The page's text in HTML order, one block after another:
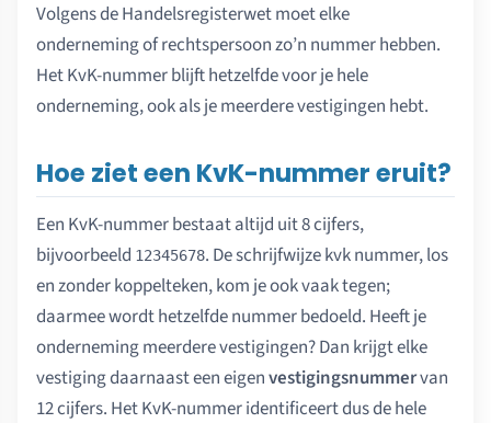
Volgens de Handelsregisterwet moet elke
onderneming of rechtspersoon zo’n nummer hebben.
Het KvK-nummer blijft hetzelfde voor je hele
onderneming, ook als je meerdere vestigingen hebt.
Hoe ziet een KvK-nummer eruit?
Een KvK-nummer bestaat altijd uit 8 cijfers,
bijvoorbeeld 12345678. De schrijfwijze kvk nummer, los
en zonder koppelteken, kom je ook vaak tegen;
daarmee wordt hetzelfde nummer bedoeld. Heeft je
onderneming meerdere vestigingen? Dan krijgt elke
vestiging daarnaast een eigenvestigingsnummervan
12 cijfers. Het KvK-nummer identificeert dus de hele